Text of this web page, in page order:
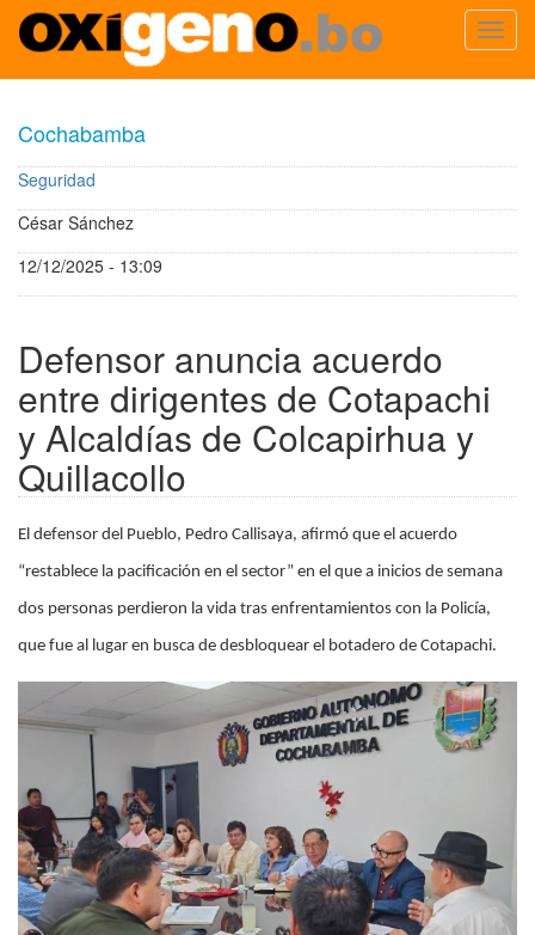
contenido
principal
Cochabamba
Seguridad
César Sánchez
12/12/2025 - 13:09
Defensor anuncia acuerdo
entre dirigentes de Cotapachi
y Alcaldías de Colcapirhua y
Quillacollo
El defensor del Pueblo, Pedro Callisaya, afirmó que el acuerdo
“restablece la pacificación en el sector” en el que a inicios de semana
dos personas perdieron la vida tras enfrentamientos con la Policía,
que fue al lugar en busca de desbloquear el botadero de Cotapachi.